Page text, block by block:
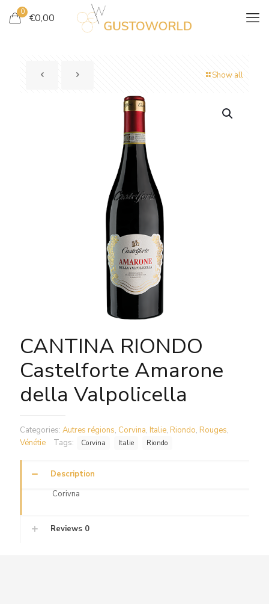
0 €0,00
Show all
CANTINA RIONDO
Castelforte Amarone
della Valpolicella
Categories: Autres régions, Corvina, Italie, Riondo, Rouges,
Vénétie
Tags: Corvina Italie Riondo
Description
Corivna
Reviews 0